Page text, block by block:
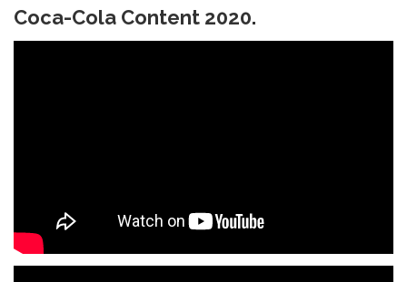
Coca-Cola Content 2020.